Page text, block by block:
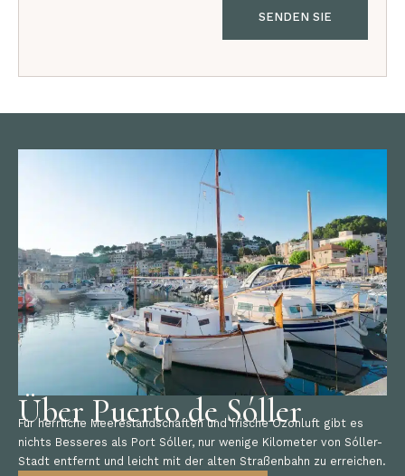
SENDEN SIE
Über Puerto de Sóller
Für herrliche Meereslandschaften und frische Ozonluft gibt es
nichts Besseres als Port Sóller, nur wenige Kilometer von Sóller-
Stadt entfernt und leicht mit der alten Straßenbahn zu erreichen.